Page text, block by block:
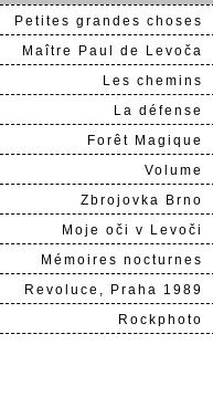
Petites grandes choses
Maître Paul de Levoča
Les chemins
La défense
Forêt Magique
Volume
Zbrojovka Brno
Moje oči v Levoči
Mémoires nocturnes
Revoluce, Praha 1989
Rockphoto